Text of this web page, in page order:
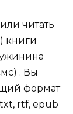
читать
книги
. Вы
формат
txt, rtf, epub